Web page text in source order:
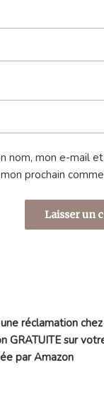
nom, mon e-mail
prochain
réclamation
GRATUITE sur
par Amazon